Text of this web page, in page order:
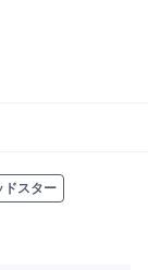
ドスター